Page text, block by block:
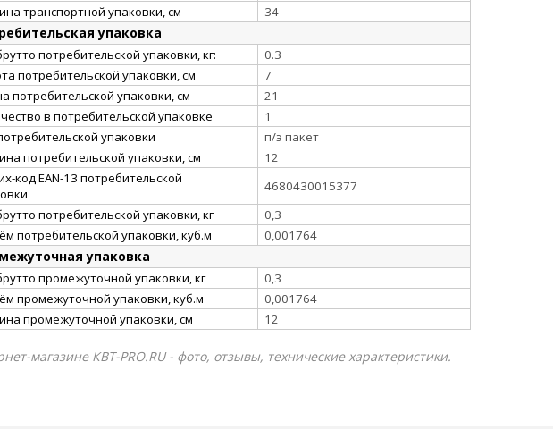
транспортной упаковки, см
34
упаковка
потребительской упаковки, кг:
0.3
потребительской упаковки, см
7
потребительской упаковки, см
21
в потребительской упаковке
1
упаковки
п/э пакет
потребительской упаковки, см
12
код EAN-13 потребительской
4680430015377
потребительской упаковки, кг
0,3
потребительской упаковки, куб.м
0,001764
упаковка
промежуточной упаковки, кг
0,3
промежуточной упаковки, куб.м
0,001764
промежуточной упаковки, см
12
магазине КВТ-PRO.RU - фото, отзывы, технические характеристики.